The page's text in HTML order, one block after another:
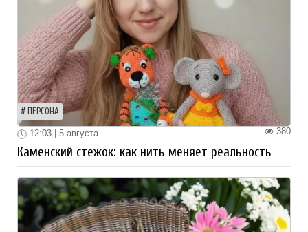
ПЕРСОНА
380
12:03 | 5 августа
Каменский стежок: как нить меняет реальность